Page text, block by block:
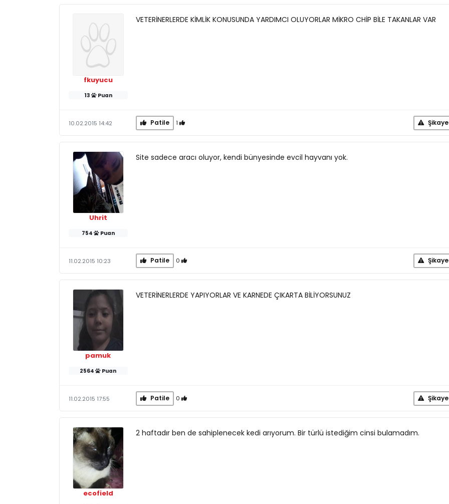
fkuyucu
13 Puan
VETERİNERLERDE KİMLİK KONUSUNDA YARDIMCI OLUYORLAR MİKRO CHİP BİLE TAKANLAR VAR
10.02.2015 14:42 Patile 1
Uhrit
754 Puan
Site sadece aracı oluyor, kendi bünyesinde evcil hayvanı yok.
11.02.2015 10:23 Patile 0
pamuk
2564 Puan
VETERİNERLERDE YAPIYORLAR VE KARNEDE ÇIKARTA BİLİYORSUNUZ
11.02.2015 17:55 Patile 0
ecofield
2 haftadır ben de sahiplenecek kedi arıyorum. Bir türlü istediğim cinsi bulamadım.